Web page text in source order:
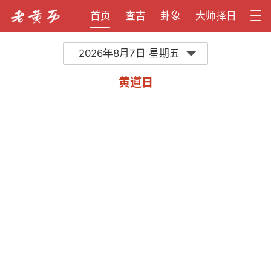
首页 查吉 卦象 大师择日
2026年8月7日 星期五
黄道日